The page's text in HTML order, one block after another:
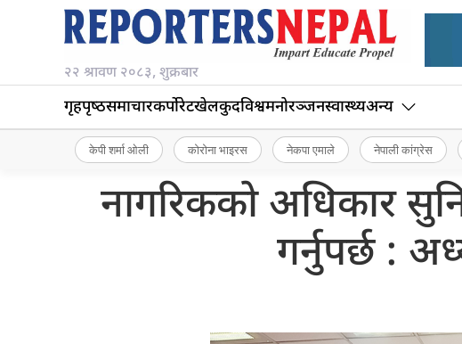
२२ श्रावण २०८३, शुक्रबार
गृहपृष्‍ठसमाचारकर्पोरेटखेलकुदविश्वमनोरञ्जनस्वास्थ्यअन्य
केपी शर्मा ओली कोरोना भाइरस नेकपा एमाले नेपाली कांग्रेस
नागरिकको अधिकार
गर्नुपर्छ :